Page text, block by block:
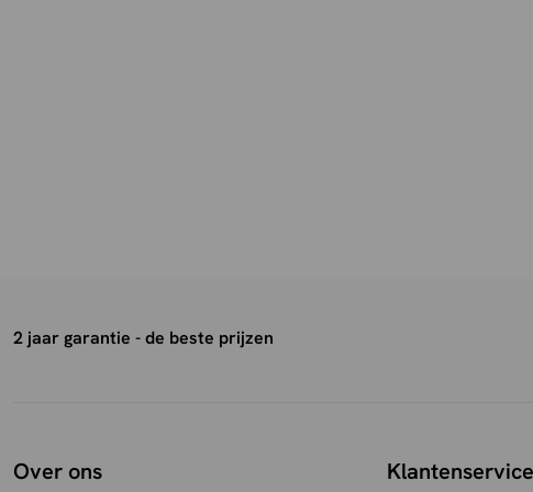
2 jaar garantie - de beste prijzen
Over ons Klantenservice